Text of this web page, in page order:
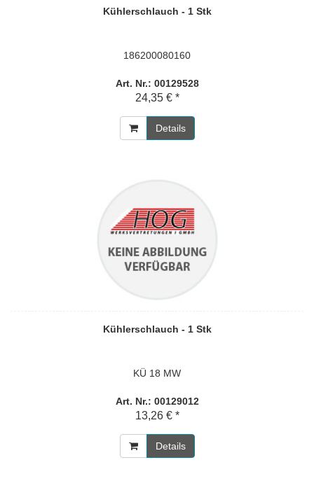
Kühlerschlauch - 1 Stk
186200080160
Art. Nr.: 00129528
24,35 € *
Details
Kühlerschlauch - 1 Stk
KÜ 18 MW
Art. Nr.: 00129012
13,26 € *
Details